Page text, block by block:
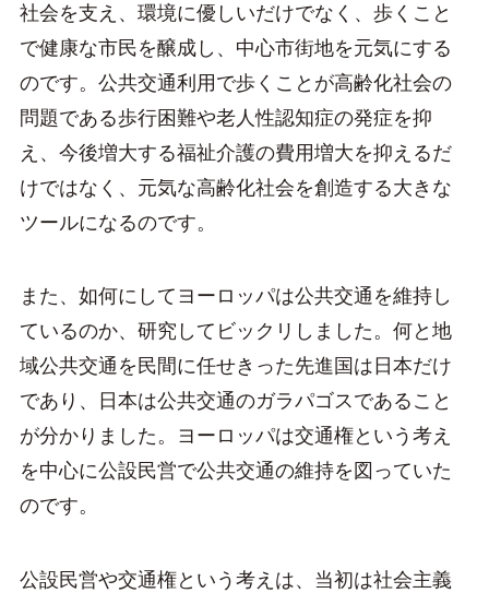
社会を支え、環境に優しいだけでなく、歩くこと
で健康な市民を醸成し、中心市街地を元気にする
のです。公共交通利用で歩くことが高齢化社会の
問題である歩行困難や老人性認知症の発症を抑
え、今後増大する福祉介護の費用増大を抑えるだ
けではなく、元気な高齢化社会を創造する大きな
ツールになるのです。
また、如何にしてヨーロッパは公共交通を維持し
ているのか、研究してビックリしました。何と地
域公共交通を民間に任せきった先進国は日本だけ
であり、日本は公共交通のガラパゴスであること
が分かりました。ヨーロッパは交通権という考え
を中心に公設民営で公共交通の維持を図っていた
のです。
公設民営や交通権という考えは、当初は社会主義